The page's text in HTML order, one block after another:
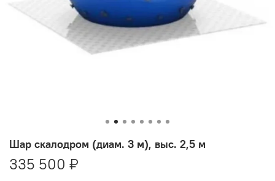
Шар скалодром (диам. 3 м), выс. 2,5 м
335 500 ₽